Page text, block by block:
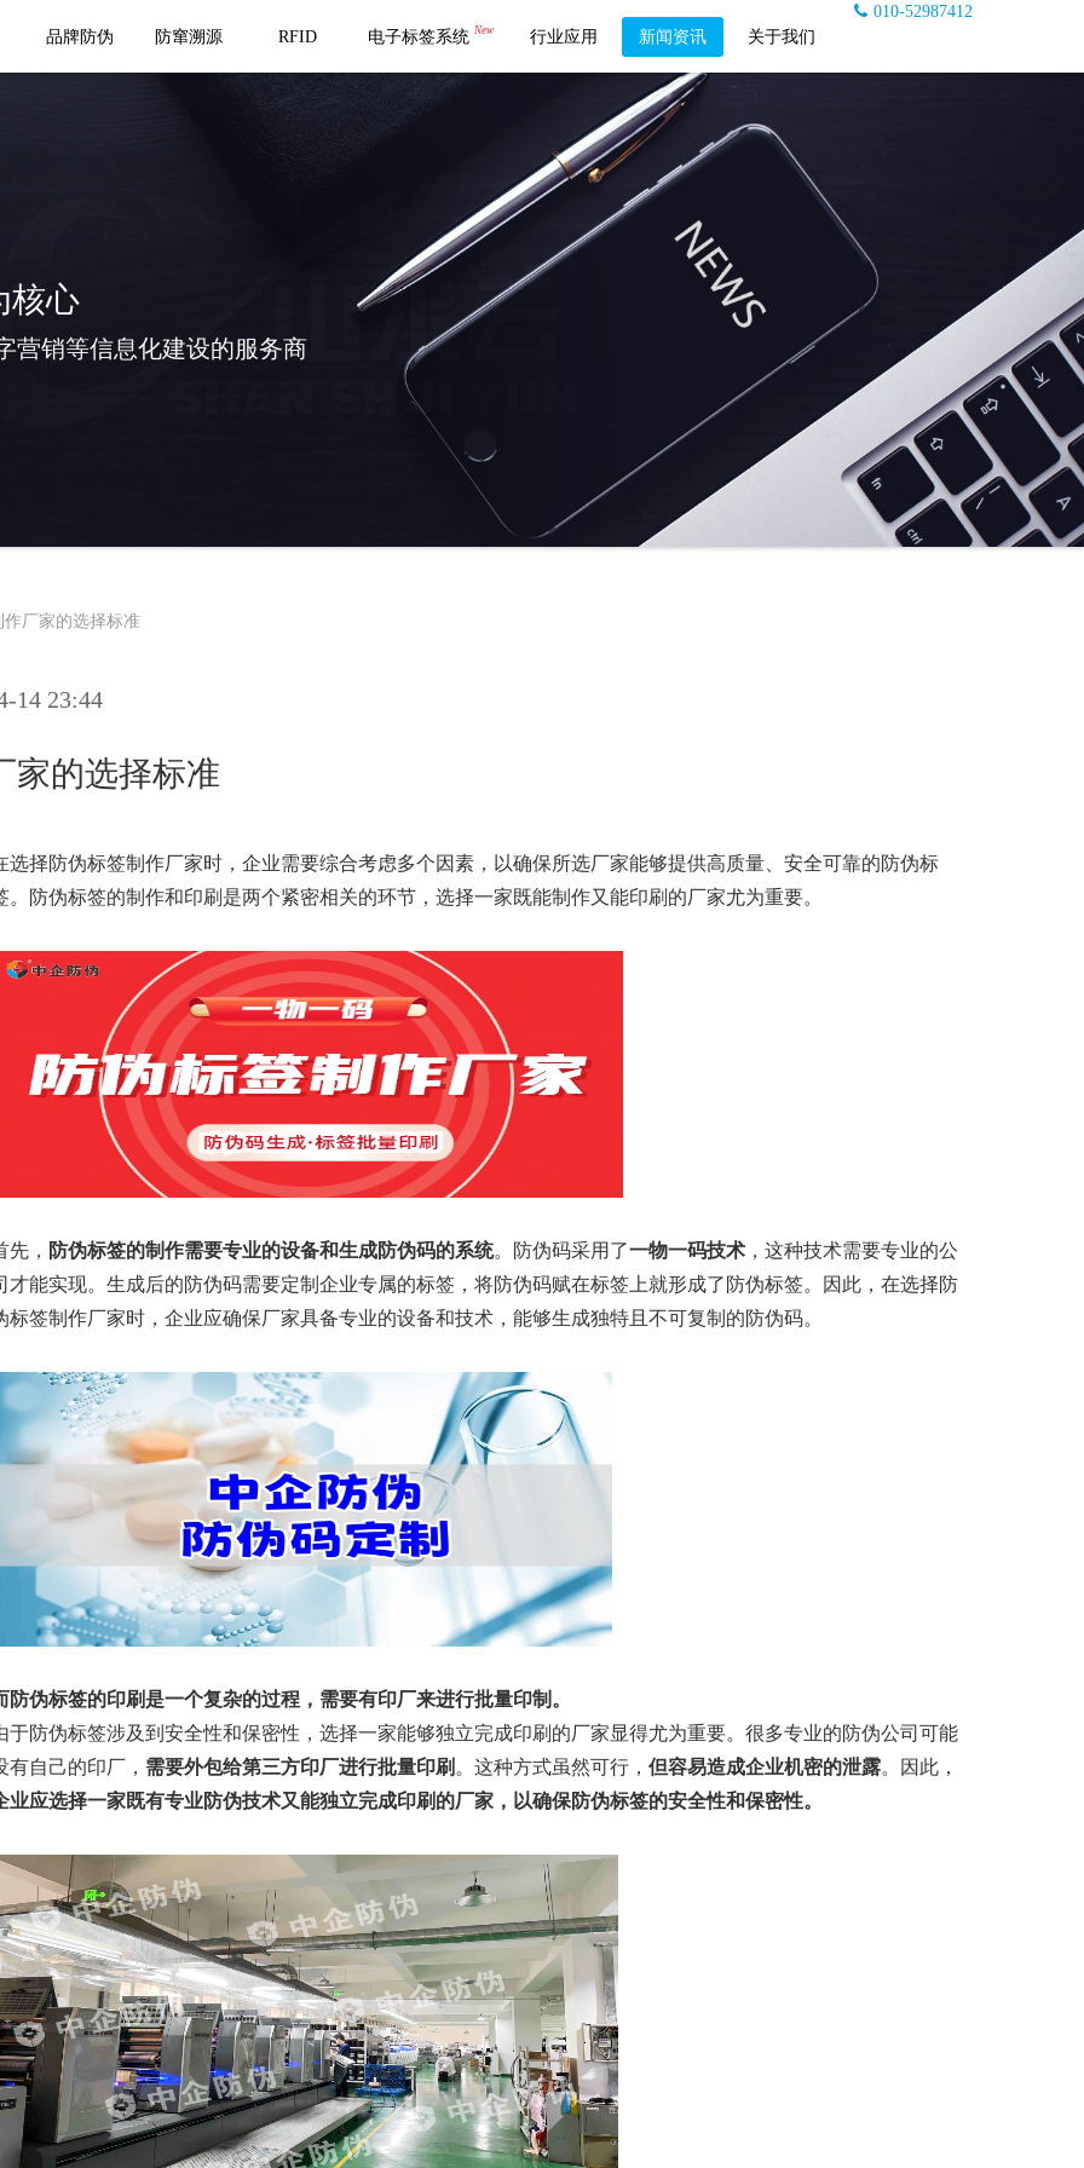
010-52987412
品牌防伪
防窜溯源 RFID 电子标签系统 New 行业应用 新闻资讯 关于我们
核心
营销等信息化建设的服务商
作厂家的选择标准
14 23:44
家的选择标准
选择防伪标签制作厂家时，企业需要综合考虑多个因素，以确保所选厂家能够提供高质量、安全可靠的防伪标
。防伪标签的制作和印刷是两个紧密相关的环节，选择一家既能制作又能印刷的厂家尤为重要。
先， 防伪标签的制作需要专业的设备和生成防伪码的系统。防伪码采用了一物一码技术 ，这种技术需要专业的公
才能实现。生成后的防伪码需要定制企业专属的标签，将防伪码赋在标签上就形成了防伪标签。因此，在选择防
标签制作厂家时，企业应确保厂家具备专业的设备和技术，能够生成独特且不可复制的防伪码。
防伪标签的印刷是一个复杂的过程，需要有印厂来进行批量印制。
于防伪标签涉及到安全性和保密性，选择一家能够独立完成印刷的厂家显得尤为重要。很多专业的防伪公司可能
有自己的印厂， 需要外包给第三方印厂进行批量印刷 。这种方式虽然可行， 但容易造成企业机密的泄露。因此，
业应选择一家既有专业防伪技术又能独立完成印刷的厂家，以确保防伪标签的安全性和保密性。